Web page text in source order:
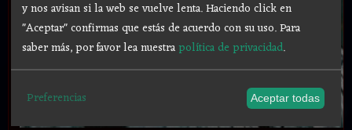
y nos avisan si la web se vuelve lenta. Haciendo click en
"Aceptar" confirmas que estás de acuerdo con su uso.Para
saber más, por favor lea nuestrapolítica de privacidad.
Preferencias Aceptar todas